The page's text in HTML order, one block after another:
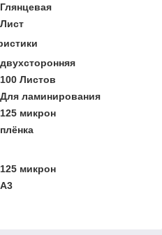
Глянцевая
Лист
двухсторонняя
100 Листов
Для ламинирования
125 микрон
плёнка
125 микрон
A3